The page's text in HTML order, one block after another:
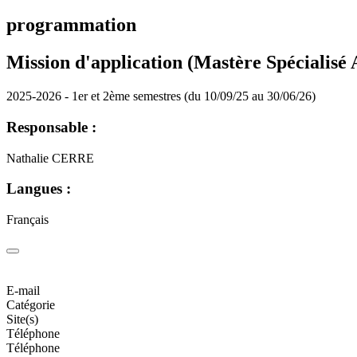
programmation
Mission d'application (Mastère Spécialisé
2025-2026 - 1er et 2ème semestres (du 10/09/25 au 30/06/26)
Responsable :
Nathalie CERRE
Langues :
Français
E-mail
Catégorie
Site(s)
Téléphone
Téléphone